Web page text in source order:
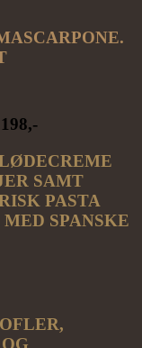
SAMT
PASTA
SPANSKE